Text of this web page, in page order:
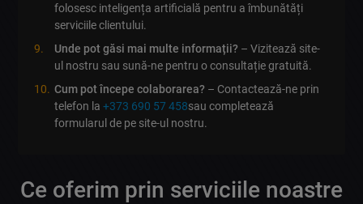
folosesc inteligența artificială pentru a îmbunătăți
serviciile clientului.
Unde pot găsi mai multe informații? – Vizitează site-
ul nostru sau sună-ne pentru o consultație gratuită.
Cum pot începe colaborarea? – Contactează-ne prin
telefon la+373 690 57 458sau completează
formularul de pe site-ul nostru.
Ce oferim prin serviciile noastre